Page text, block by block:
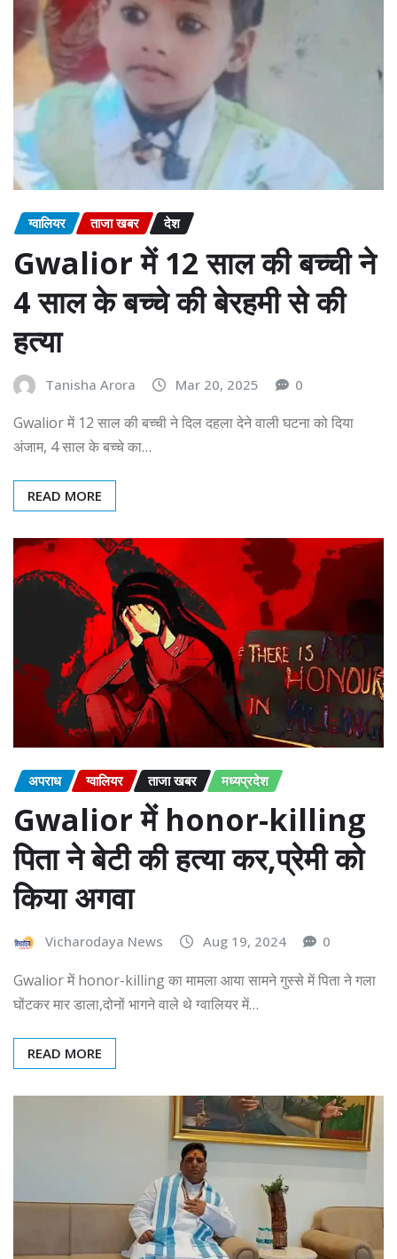
ग्वालियर ताजा खबर देश
Gwalior में 12 साल की बच्ची ने
4 साल के बच्चे की बेरहमी से की
हत्या
Tanisha Arora Mar 20, 2025 0
Gwalior में 12 साल की बच्ची ने दिल दहला देने वाली घटना को दिया
अंजाम, 4 साल के बच्चे का…
READ MORE
अपराध ग्वालियर ताजा खबर मध्यप्रदेश
Gwalior में honor-killing
पिता ने बेटी की हत्या कर,प्रेमी को
किया अगवा
Vicharodaya News Aug 19, 2024 0
Gwalior में honor-killing का मामला आया सामने गुस्से में पिता ने गला
घोंटकर मार डाला,दोनों भागने वाले थे ग्वालियर में…
READ MORE